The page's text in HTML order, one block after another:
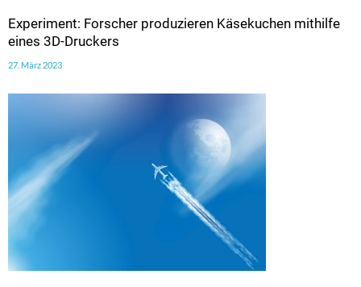
Experiment: Forscher produzieren Käsekuchen mithilfe
eines 3D-Druckers
27. März 2023